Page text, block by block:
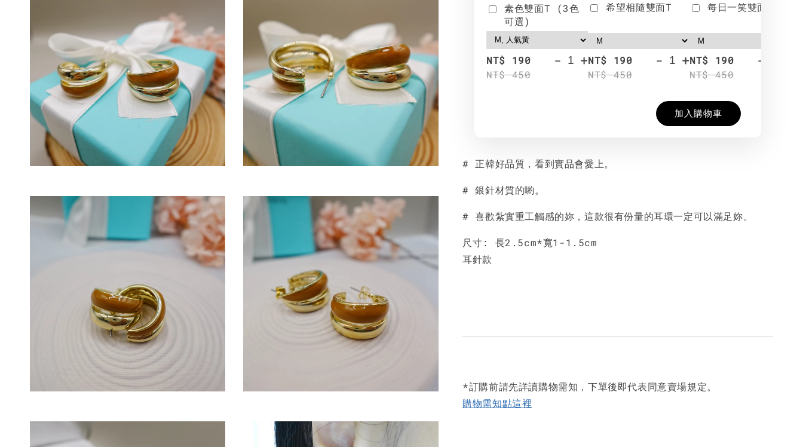
素色雙面T (3色
可選)
NT$ 190
NT$ 450
- +
希望相隨雙面T
NT$ 190
NT$ 450
- +
每日一笑雙面T
NT$ 190
NT$ 450
-
加入購物車
# 正韓好品質，看到實品會愛上。
# 銀針材質的喲。
# 喜歡紮實重工觸感的妳，這款很有份量的耳環一定可以滿足妳。
尺寸: 長2.5cm*寬1-1.5cm
耳針款
*訂購前請先詳讀購物需知，下單後即代表同意賣場規定。
購物需知點這裡